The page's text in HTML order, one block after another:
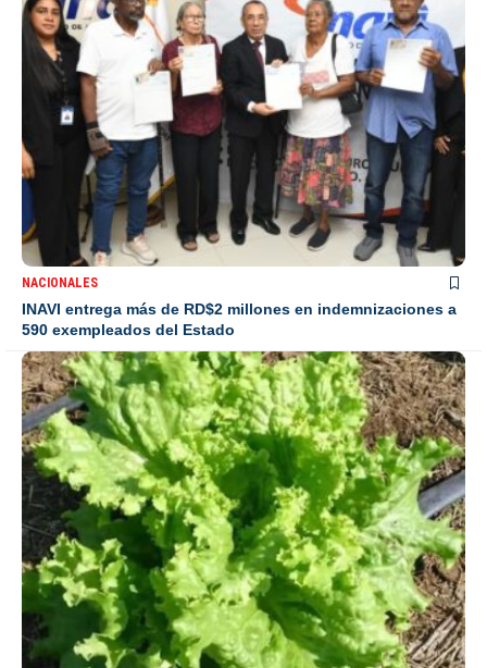
NACIONALES
INAVI entrega más de RD$2 millones en indemnizaciones a
590 exempleados del Estado